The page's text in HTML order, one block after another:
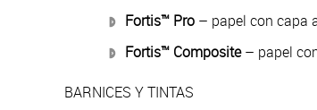
Fortis™ Pro – papel con capa
Fortis™ Composite– papel
BARNICES Y TINTAS